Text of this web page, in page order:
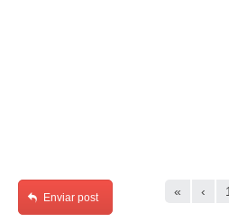
« ‹
Enviar post